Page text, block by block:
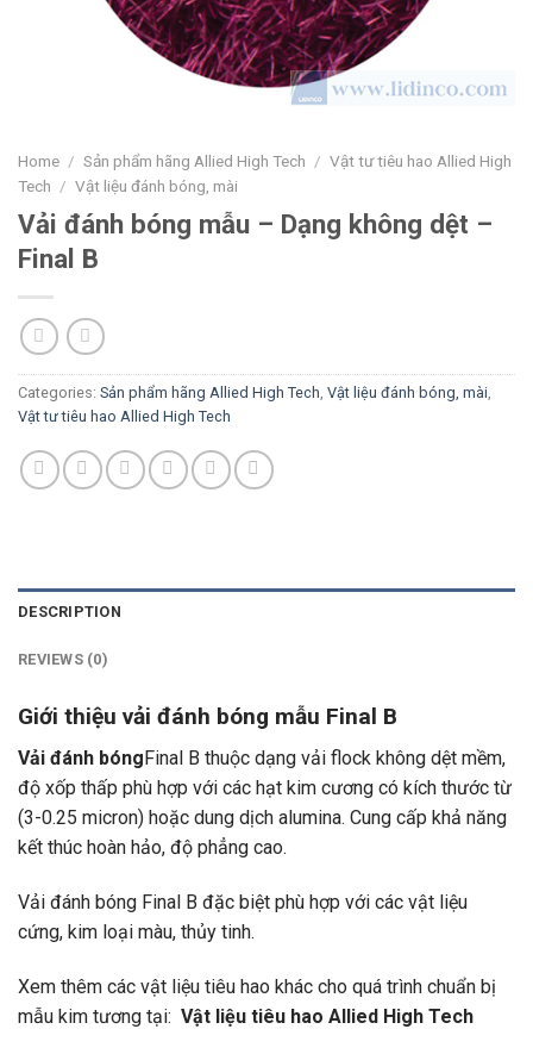
Home / Sản phẩm hãng Allied High Tech / Vật tư tiêu hao Allied High
Tech / Vật liệu đánh bóng, mài
Vải đánh bóng mẫu – Dạng không dệt –
Final B
Categories: Sản phẩm hãng Allied High Tech, Vật liệu đánh bóng, mài,
Vật tư tiêu hao Allied High Tech
DESCRIPTION
REVIEWS (0)
Giới thiệu vải đánh bóng mẫu Final B
Vải đánh bóngFinal B thuộc dạng vải flock không dệt mềm,
độ xốp thấp phù hợp với các hạt kim cương có kích thước từ
(3-0.25 micron) hoặc dung dịch alumina. Cung cấp khả năng
kết thúc hoàn hảo, độ phẳng cao.
Vải đánh bóng Final B đặc biệt phù hợp với các vật liệu
cứng, kim loại màu, thủy tinh.
Xem thêm các vật liệu tiêu hao khác cho quá trình chuẩn bị
mẫu kim tương tại: Vật liệu tiêu hao Allied High Tech